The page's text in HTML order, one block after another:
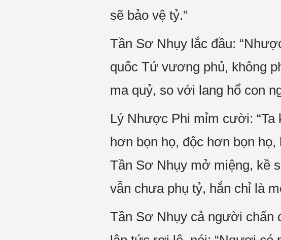
sẽ bảo vệ tỷ.”
Tần Sơ Nhụy lắc đầu:
quốc Tứ vương phủ, không
ma quỷ, so với lang hổ con
Lý Nhược Phi mỉm cười: “Ta
hơn bọn họ, độc hơn bọn
Tần Sơ Nhụy mở miệng, kề
vẫn chưa phụ tỷ, hắn chỉ là
Tần Sơ Nhụy cả người chấn